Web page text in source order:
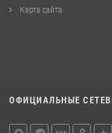
Карта сайта
ОФИЦИАЛЬНЫЕ